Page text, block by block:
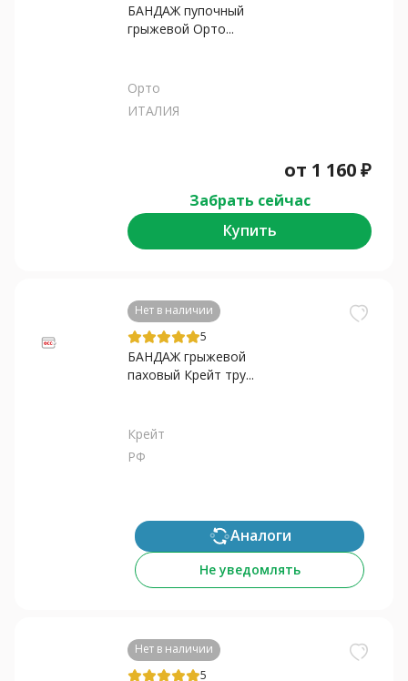
БАНДАЖ пупочный
грыжевой Орто...
Орто
ИТАЛИЯ
от 1 160₽
Забрать сейчас
Купить
Нет в наличии
5
БАНДАЖ грыжевой
паховый Крейт тру...
Крейт
РФ
Аналоги
Не уведомлять
Нет в наличии
5